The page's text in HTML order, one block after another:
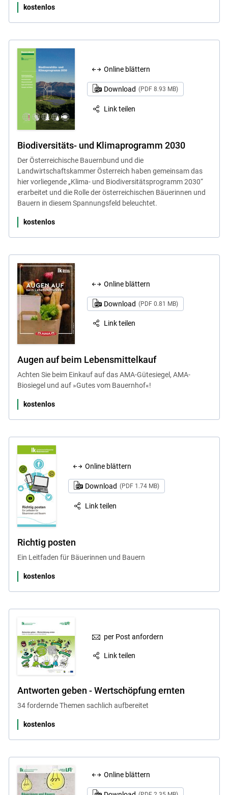
kostenlos
Online blättern
Download (PDF 8.93 MB)
Link teilen
Biodiversitäts- und Klimaprogramm 2030
Der Österreichische Bauernbund und die
Landwirtschaftskammer Österreich haben gemeinsam das
hier vorliegende „Klima- und Biodiversitätsprogramm 2030“
erarbeitet und die Rolle der österreichischen Bäuerinnen und
Bauern in diesem Spannungsfeld beleuchtet.
kostenlos
Online blättern
Download (PDF 0.81 MB)
Link teilen
Augen auf beim Lebensmittelkauf
Achten Sie beim Einkauf auf das AMA-Gütesiegel, AMA-
Biosiegel und auf »Gutes vom Bauernhof«!
kostenlos
Online blättern
Download (PDF 1.74 MB)
Link teilen
Richtig posten
Ein Leitfaden für Bäuerinnen und Bauern
kostenlos
per Post anfordern
Link teilen
Antworten geben - Wertschöpfung ernten
34 fordernde Themen sachlich aufbereitet
kostenlos
Online blättern